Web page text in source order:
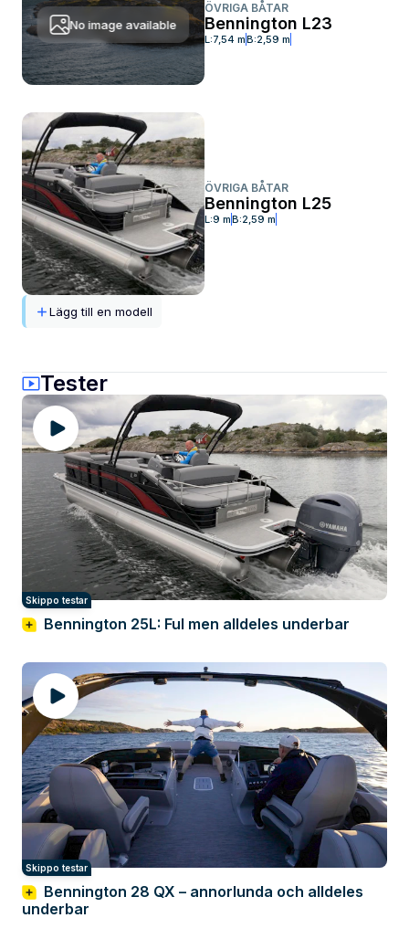
No image available
ÖVRIGA BÅTAR
Bennington L23
L:7,54 mB:2,59 m
ÖVRIGA BÅTAR
Bennington L25
L:9 mB:2,59 m
Lägg till en modell
Tester
Skippo testar
Bennington 25L: Ful men alldeles underbar
Skippo testar
Bennington 28 QX – annorlunda och alldeles
underbar